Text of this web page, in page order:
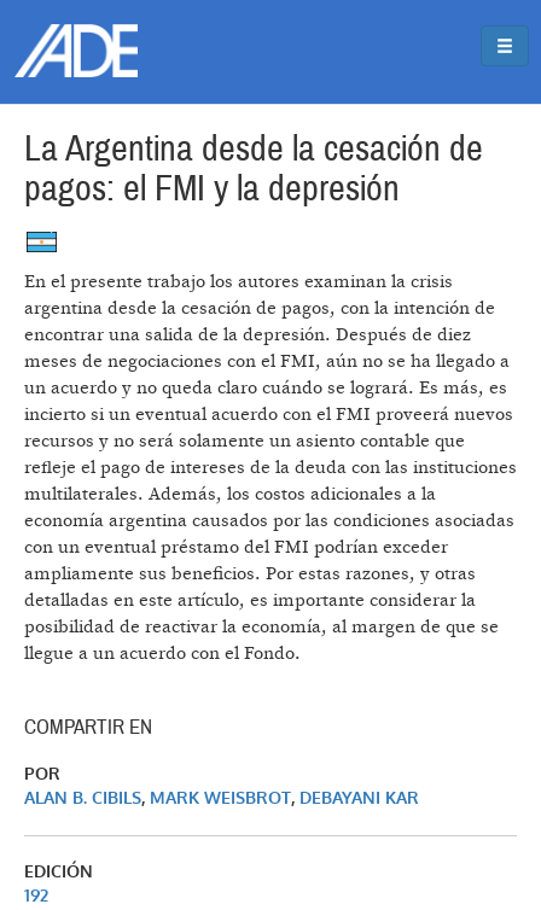
La Argentina desde la cesación de
pagos: el FMI y la depresión
En el presente trabajo los autores examinan la crisis
argentina desde la cesación de pagos, con la intención de
encontrar una salida de la depresión. Después de diez
meses de negociaciones con el FMI, aún no se ha llegado a
un acuerdo y no queda claro cuándo se logrará. Es más, es
incierto si un eventual acuerdo con el FMI proveerá nuevos
recursos y no será solamente un asiento contable que
refleje el pago de intereses de la deuda con las instituciones
multilaterales. Además, los costos adicionales a la
economía argentina causados por las condiciones asociadas
con un eventual préstamo del FMI podrían exceder
ampliamente sus beneficios. Por estas razones, y otras
detalladas en este artículo, es importante considerar la
posibilidad de reactivar la economía, al margen de que se
llegue a un acuerdo con el Fondo.
COMPARTIR EN
POR
ALAN B. CIBILS, MARK WEISBROT, DEBAYANI KAR
EDICIÓN
192